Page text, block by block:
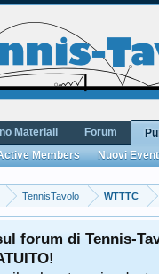
TennisTavolo WTTTC
forum di Tennis-
Materiali Forum
Members Nuovi